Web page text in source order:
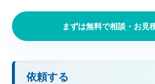
まずは無料で相談・お見
依頼する